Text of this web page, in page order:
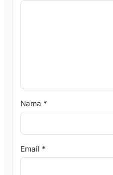
Nama *
Email *